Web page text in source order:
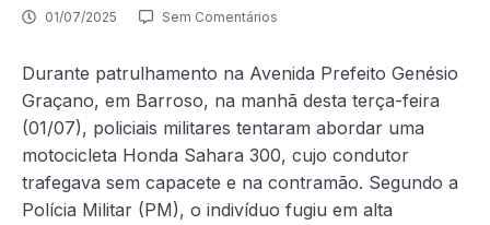
01/07/2025 Sem Comentários
Durante patrulhamento na Avenida Prefeito Genésio
Graçano, em Barroso, na manhã desta terça-feira
(01/07), policiais militares tentaram abordar uma
motocicleta Honda Sahara 300, cujo condutor
trafegava sem capacete e na contramão. Segundo a
Polícia Militar (PM), o indivíduo fugiu em alta